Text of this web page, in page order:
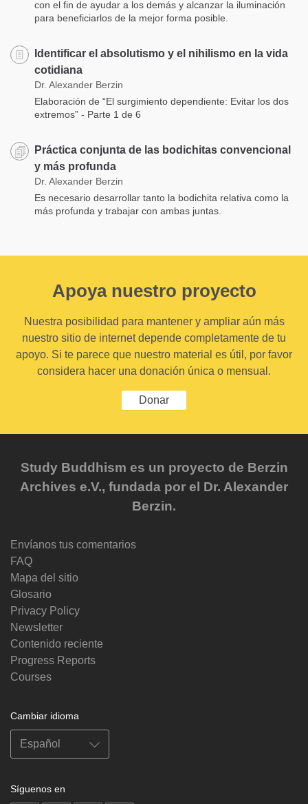
con el fin de ayudar a los demás y alcanzar la iluminación
para beneficiarlos de la mejor forma posible.
Identificar el absolutismo y el nihilismo en la vida
cotidiana
Dr. Alexander Berzin
Elaboración de “El surgimiento dependiente: Evitar los dos
extremos” - Parte 1 de 6
Práctica conjunta de las bodichitas convencional
y más profunda
Dr. Alexander Berzin
Es necesario desarrollar tanto la bodichita relativa como la
más profunda y trabajar con ambas juntas.
Apoya nuestro proyecto
Nuestra posibilidad para mantener y ampliar aún más
nuestro sitio de internet depende completamente de tu
apoyo. Si te parece que nuestro material es útil, por favor
considera hacer una donación única o mensual.
Donar
Study Buddhism es un proyecto de Berzin
Archives e.V., fundada por el Dr. Alexander
Berzin.
Envíanos tus comentarios
FAQ
Mapa del sitio
Glosario
Privacy Policy
Newsletter
Contenido reciente
Progress Reports
Courses
Cambiar idioma
Síguenos en